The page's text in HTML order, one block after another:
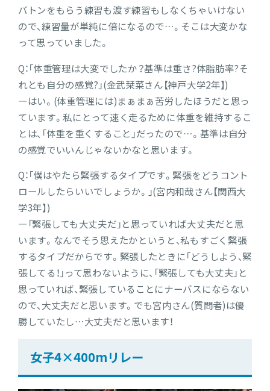
バトンをもらう練習も渡す練習もしなくちゃいけない
ので、練習量が単純に倍になるので…。そこは大変かな
って思っていました。
Q：「体重管理は大変でしたか？基準は重さ?体脂肪率?そ
れとも自分の感覚?」(金武栞菜さん【神戸大学2年】)
―はい。(体重管理には)まぁまぁ苦労したほうだと思っ
ています。私にとって速く走るために体重を維持するこ
とは、「体重を重くすること」だったので…。基準は自分
の感覚でいいんじゃないかなと思います。
Q：「僕はやたら緊張するタイプです。緊張をどうコント
ロールしたらいいでしょうか。」(宮内和哉さん【関西大
学3年】)
―「緊張しても大丈夫だ」と思っていれば大丈夫だと思
います。なんでそう思えたかというと、私もすごく緊張
するタイプだからです。緊張したときに「どうしよう、緊
張してる！」って思わないように、「緊張しても大丈夫」と
思っていれば、緊張していることにナーバスにならない
ので、大丈夫だと思います。でも宮内さん(質問者)は優
勝していたし…大丈夫だと思います！
女子4×400mリレー